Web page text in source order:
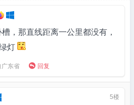
槽，那直线距离一公里都没有，
灯
广东省  回复
5楼